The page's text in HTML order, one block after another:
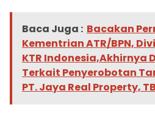
Baca Juga : Bacakan
Kementrian ATR/BPN,
KTR Indonesia,Akhirnya
Terkait Penyerobotan
PT. Jaya Real Property,